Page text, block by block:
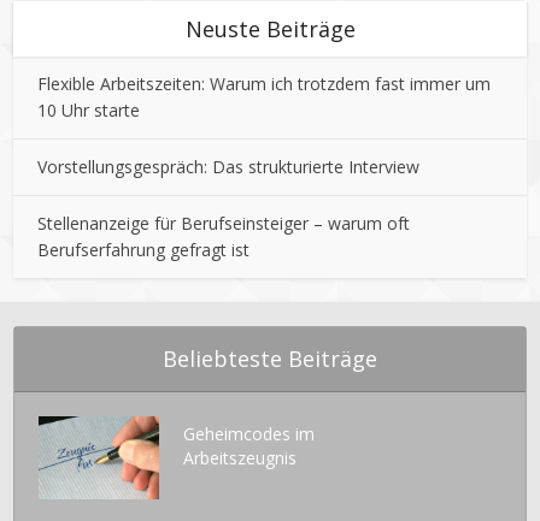
Neuste Beiträge
Flexible Arbeitszeiten: Warum ich trotzdem fast immer um
10 Uhr starte
Vorstellungsgespräch: Das strukturierte Interview
Stellenanzeige für Berufseinsteiger – warum oft
Berufserfahrung gefragt ist
Beliebteste Beiträge
Geheimcodes im
Arbeitszeugnis